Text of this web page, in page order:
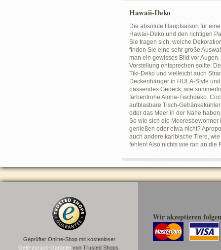
Hawaii-Deko
Die absolute Hauptsaison für
Hawaii-Deko und den richtigen
Sie fragen sich, welche
finden Sie eine sehr große
man ein gewisses Bild vor
Vorstellung entsprechen sollte.
Tiki-Deko und vielleicht auch
Deckenhänger in HULA-Style
passendes Gedeck, wie
farbenfrohe Aloha-Tischdeko.
aufblasbare Tisch-
oder das Meer in der Nähe
So wie sich die Meeresbewohner
genießen oder etwa nicht?
auch andere karibische Tiere,
fehlen! Also nichts wie ran an die
Geprüfter Online-Shop mit kostenloser
Geld-zurück-Garantie von Trusted Shops.
Wir akzeptieren